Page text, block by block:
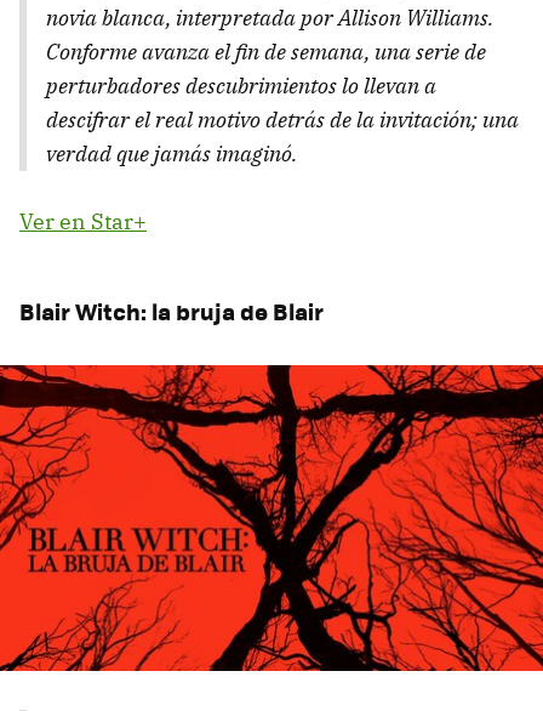
novia blanca, interpretada por Allison Williams.
Conforme avanza el fin de semana, una serie de
perturbadores descubrimientos lo llevan a
descifrar el real motivo detrás de la invitación; una
verdad que jamás imaginó.
Ver en Star+
Blair Witch: la bruja de Blair